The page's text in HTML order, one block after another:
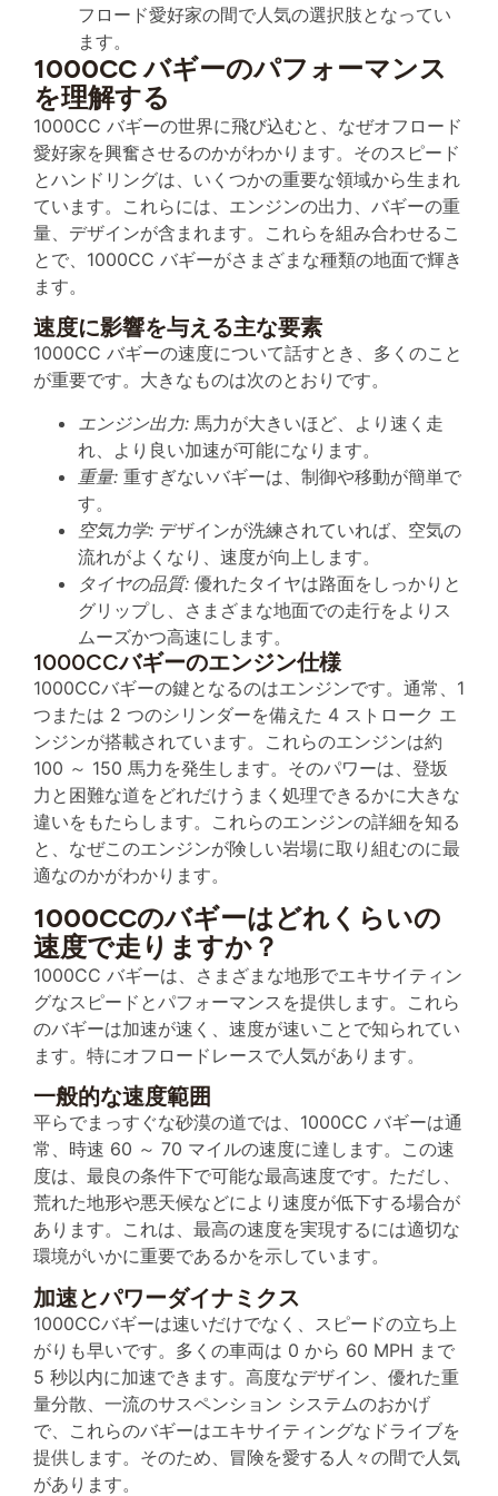
フロード愛好家の間で人気の選択肢となってい
ます。
1000CC バギーのパフォーマンス
を理解する
1000CC バギーの世界に飛び込むと、なぜオフロード
愛好家を興奮させるのかがわかります。そのスピード
とハンドリングは、いくつかの重要な領域から生まれ
ています。これらには、エンジンの出力、バギーの重
量、デザインが含まれます。これらを組み合わせるこ
とで、1000CC バギーがさまざまな種類の地面で輝き
ます。
速度に影響を与える主な要素
1000CC バギーの速度について話すとき、多くのこと
が重要です。大きなものは次のとおりです。
エンジン出力: 馬力が大きいほど、より速く走
れ、より良い加速が可能になります。
重量: 重すぎないバギーは、制御や移動が簡単で
す。
空気力学: デザインが洗練されていれば、空気の
流れがよくなり、速度が向上します。
タイヤの品質: 優れたタイヤは路面をしっかりと
グリップし、さまざまな地面での走行をよりス
ムーズかつ高速にします。
1000CCバギーのエンジン仕様
1000CCバギーの鍵となるのはエンジンです。通常、1
つまたは 2 つのシリンダーを備えた 4 ストローク エ
ンジンが搭載されています。これらのエンジンは約
100 ～ 150 馬力を発生します。そのパワーは、登坂
力と困難な道をどれだけうまく処理できるかに大きな
違いをもたらします。これらのエンジンの詳細を知る
と、なぜこのエンジンが険しい岩場に取り組むのに最
適なのかがわかります。
1000CCのバギーはどれくらいの
速度で走りますか？
1000CC バギーは、さまざまな地形でエキサイティン
グなスピードとパフォーマンスを提供します。これら
のバギーは加速が速く、速度が速いことで知られてい
ます。特にオフロードレースで人気があります。
一般的な速度範囲
平らでまっすぐな砂漠の道では、1000CC バギーは通
常、時速 60 ～ 70 マイルの速度に達します。この速
度は、最良の条件下で可能な最高速度です。ただし、
荒れた地形や悪天候などにより速度が低下する場合が
あります。これは、最高の速度を実現するには適切な
環境がいかに重要であるかを示しています。
加速とパワーダイナミクス
1000CCバギーは速いだけでなく、スピードの立ち上
がりも早いです。多くの車両は 0 から 60 MPH まで
5 秒以内に加速できます。高度なデザイン、優れた重
量分散、一流のサスペンション システムのおかげ
で、これらのバギーはエキサイティングなドライブを
提供します。そのため、冒険を愛する人々の間で人気
があります。